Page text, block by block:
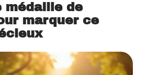
médaille de
marquer ce